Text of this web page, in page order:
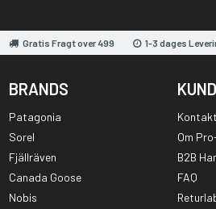
Gratis Fragt over 499 1-3 dages
BRANDS
Patagonia
Sorel
Fjällräven
Canada Goose
Nobis
Om
B2B
FAQ